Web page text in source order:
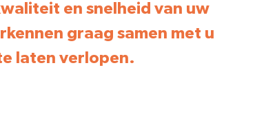
en snelheid van uw
graag samen met u
laten verlopen.